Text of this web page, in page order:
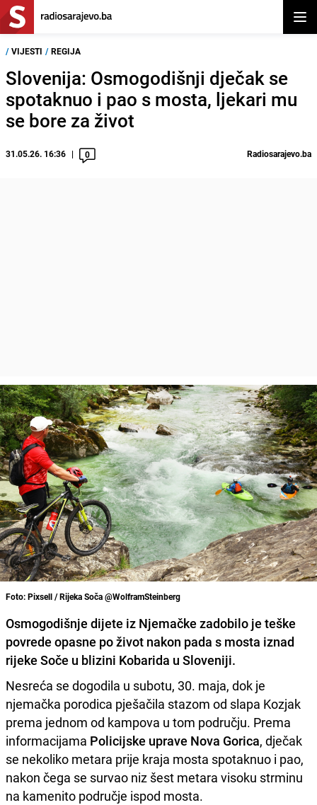
/ VIJESTI / REGIJA
Slovenija: Osmogodišnji dječak se
spotaknuo i pao s mosta, ljekari mu
se bore za život
31.05.26. 16:36 0 Radiosarajevo.ba
Foto: Pixsell / Rijeka Soča @WolframSteinberg
Osmogodišnje dijete iz Njemačke zadobilo je teške
povrede opasne po život nakon pada s mosta iznad
rijeke Soče u blizini Kobarida u Sloveniji.
Nesreća se dogodila u subotu, 30. maja, dok je
njemačka porodica pješačila stazom od slapa Kozjak
prema jednom od kampova u tom području. Prema
informacijama Policijske uprave Nova Gorica, dječak
se nekoliko metara prije kraja mosta spotaknuo i pao,
nakon čega se survao niz šest metara visoku strminu
na kamenito područje ispod mosta.